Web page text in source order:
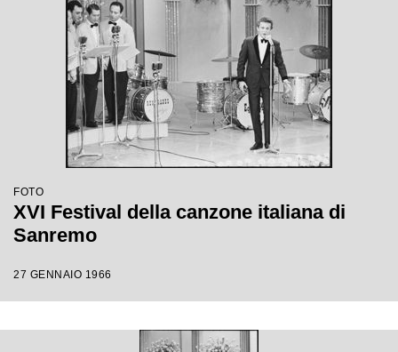
FOTO
XVI Festival della canzone italiana di
Sanremo
27 GENNAIO 1966